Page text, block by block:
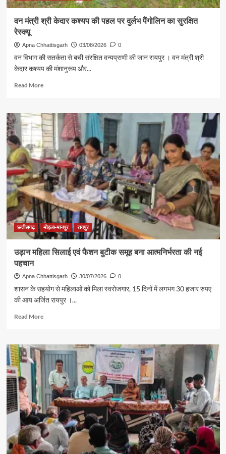
वन मंत्री श्री केदार कश्यप की पहल पर दुर्लभ पैंगोलिन का सुरक्षित
रेस्क्यू
Apna Chhattisgarh 03/08/2026 0
वन विभाग की सतर्कता से बची संरक्षित वन्यप्राणी की जान रायपुर । वन मंत्री श्री
केदार कश्यप की मंशानुरूप और...
Read MoreRead
वन
मंत्री
श्री
केदार
कश्यप
की
पहल
पर
दुर्लभ
पैंगोलिन
का
सुरक्षित
रेस्क्यू
छत्तीसगढ़ मोहला-मानपुर रायपुर
उड़ान महिला सिलाई एवं फैशन बुटीक समूह बना आत्मनिर्भरता की नई
पहचान
Apna Chhattisgarh 30/07/2026 0
शासन के सहयोग से महिलाओं को मिला स्वरोजगार, 15 दिनों में लगभग 30 हजार रुपए
की आय अर्जित रायपुर ।...
Read MoreRead
उड़ान
महिला
सिलाई
फैशन
बुटीक
समूह
बना
आत्मनिर्भरता
की
नई
पहचान